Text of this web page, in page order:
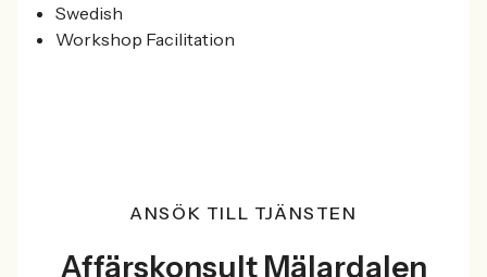
Swedish
Workshop Facilitation
ANSÖK TILL TJÄNSTEN
Affärskonsult Mälardalen